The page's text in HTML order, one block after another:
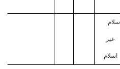
اسلام
غیر
اسلام